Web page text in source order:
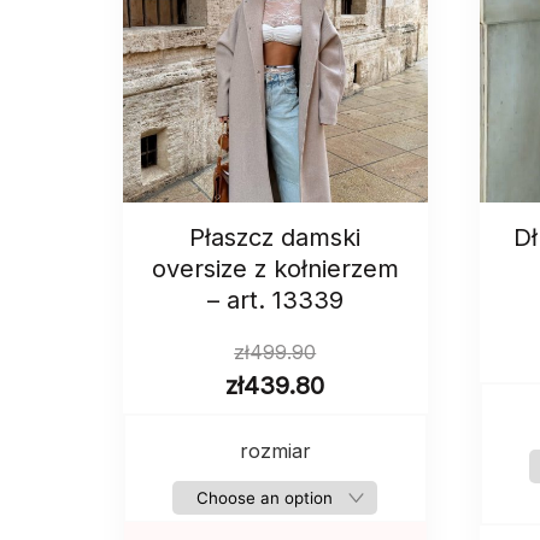
Płaszcz damski
oversize z kołnierzem
– art. 13339
zł499.90
zł439.80
rozmiar